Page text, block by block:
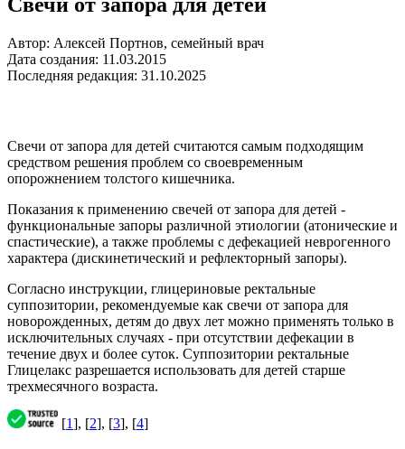
Свечи от запора для детей
Автор: Алексей Портнов, семейный врач
Дата создания: 11.03.2015
Последняя редакция: 31.10.2025
Свечи от запора для детей считаются самым подходящим
средством решения проблем со своевременным
опорожнением толстого кишечника.
Показания к применению свечей от запора для детей -
функциональные запоры различной этиологии (атонические и
спастические), а также проблемы с дефекацией неврогенного
характера (дискинетический и рефлекторный запоры).
Согласно инструкции, глицериновые ректальные
суппозитории, рекомендуемые как свечи от запора для
новорожденных, детям до двух лет можно применять только в
исключительных случаях - при отсутствии дефекации в
течение двух и более суток. Суппозитории ректальные
Глицелакс разрешается использовать для детей старше
трехмесячного возраста.
[1], [2], [3], [4]